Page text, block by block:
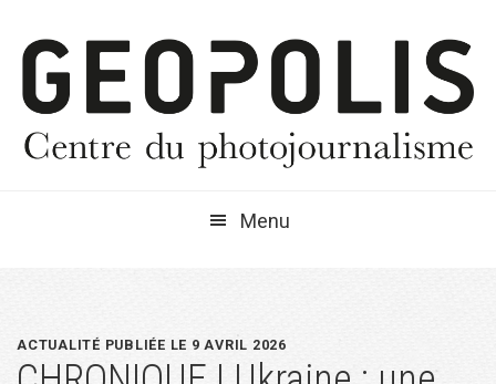
navigation
principale
contenu
principal
barre
latérale
Menu
ACTUALITÉ PUBLIÉE LE 9 AVRIL 2026